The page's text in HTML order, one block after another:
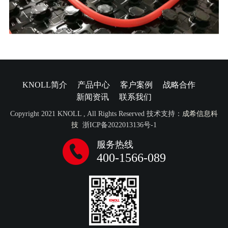
KNOLL简介 产品中心 客户案例
战略合作
新闻资讯
联系我们
Copyright 2021 KNOLL , All Rights Reserved 技术支持： 成希信息科
技 浙ICP备2022013136号-1
服务热线
400-1566-089